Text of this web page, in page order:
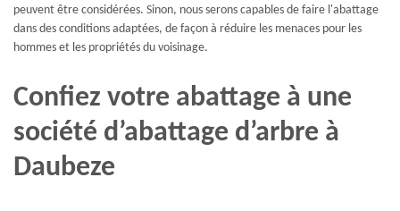
peuvent être considérées. Sinon, nous serons capables de faire l'abattage
dans des conditions adaptées, de façon à réduire les menaces pour les
hommes et les propriétés du voisinage.
Confiez votre abattage à une
société d’abattage d’arbre à
Daubeze